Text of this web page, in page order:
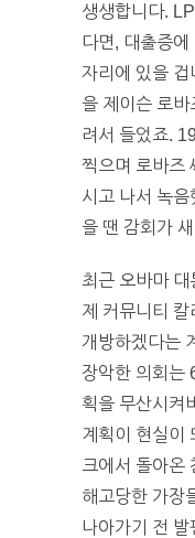
생생합니다.
다면, 대출증
자리에 있을 겁
을 제이슨 로바
려서 들었죠.
찍으며 로바즈
시고 나서 녹음
을 땐 감회가
최근 오바마
제 커뮤니티 칼
개방하겠다는
장악한 의회는
획을 무산시켜
계획이 현실이
크에서 돌아온
해고당한 가장
나아가기 전 발